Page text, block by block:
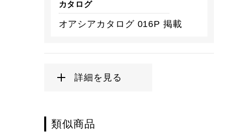
カタログ
オアシアカタログ 016P 掲載
詳細を見る
類似商品